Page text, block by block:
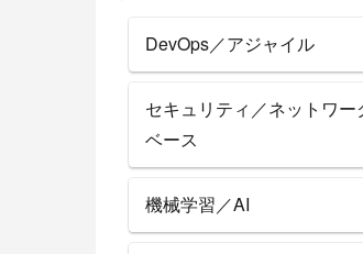
DevOps／アジャイル
セキュリティ／ネットワー
ベース
機械学習／AI